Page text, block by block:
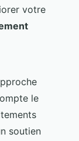
votre
le
soutien